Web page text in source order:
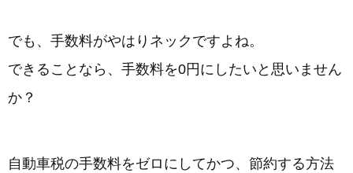
でも、手数料がやはりネックですよね。
できることなら、手数料を0円にしたいと思いません
か？
自動車税の手数料をゼロにしてかつ、節約する方法